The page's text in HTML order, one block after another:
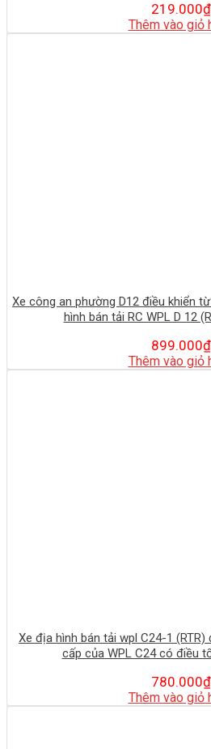
219.000₫
Thêm vào giỏ
Xe công an phường D12 điều khiển
hình bán tải RC WPL D 12
899.000₫
Thêm vào giỏ
Xe địa hình bán tải wpl C24-1
cấp của WPL C24 có điều
780.000₫
Thêm vào giỏ